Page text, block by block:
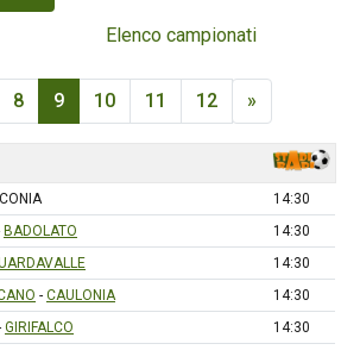
Elenco campionati
8 9 10 11 12 »
14:30
BADOLATO
14:30
14:30
- CAULONIA
14:30
GIRIFALCO
14:30